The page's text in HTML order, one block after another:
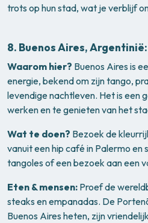
trots op hun stad, wat je verblijf
8. Buenos Aires,
Waarom hier? Buenos Aires is
energie, bekend om zijn tango,
levendige nachtleven. Het is een
werken en te genieten van het
Wat te doen? Bezoek de
vanuit een hip café in Palermo en
tangoles of een bezoek aan een
Eten & mensen: Proef de
steaks en empanadas. De
Buenos Aires heten, zijn